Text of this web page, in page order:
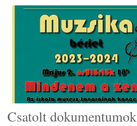
Csatolt dokumentumok